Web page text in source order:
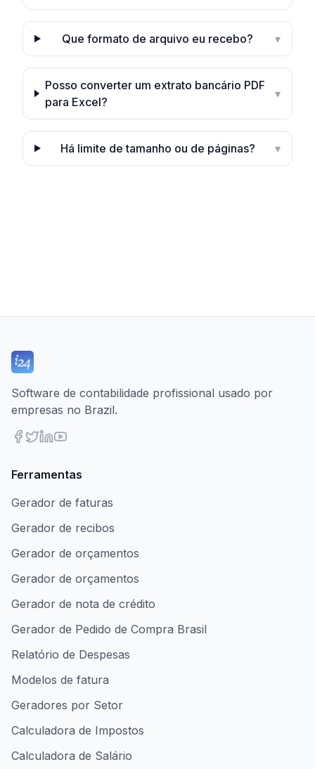
Que formato de arquivo eu recebo? ▾
Posso converter um extrato bancário PDF
para Excel?
▾
Há limite de tamanho ou de páginas? ▾
Software de contabilidade profissional usado por
empresas no Brazil.
Ferramentas
Gerador de faturas
Gerador de recibos
Gerador de orçamentos
Gerador de orçamentos
Gerador de nota de crédito
Gerador de Pedido de Compra Brasil
Relatório de Despesas
Modelos de fatura
Geradores por Setor
Calculadora de Impostos
Calculadora de Salário